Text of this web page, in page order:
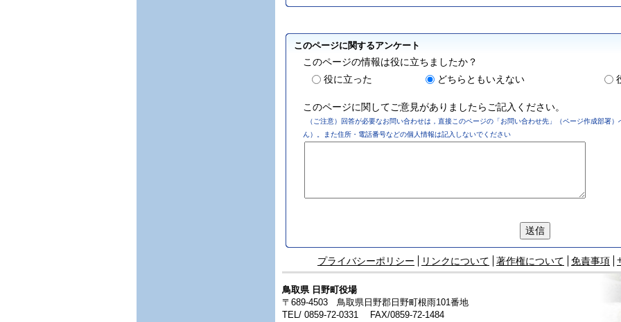
このページに関するアンケート
このページの情報は役に立ちましたか？
役に立った
どちらともいえない
このページに関してご意見がありましたらご記入ください。
（ご注意）回答が必要なお問い合わせは，直接このページの「お問い合わせ先」（ページ作成部署
ん）。また住所・電話番号などの個人情報は記入しないでください
プライバシーポリシー リンクについて 著作権について 免責事項
鳥取県 日野町役場
〒689-4503 鳥取県 日野郡日野町根雨101番地
TEL/ 0859-72-0331 FAX/0859-72-1484